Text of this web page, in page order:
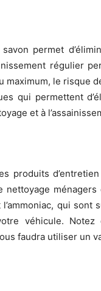
permet
régulier
maximum, le risque
qui permettent
et à
produits
qui
véhicule.
faudra utiliser un